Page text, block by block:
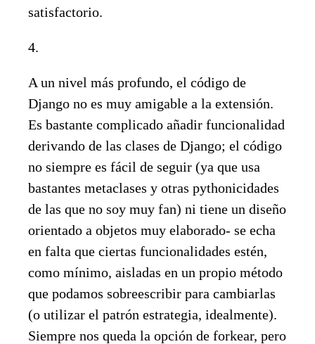
satisfactorio.
4.
A un nivel más profundo, el código de
Django no es muy amigable a la extensión.
Es bastante complicado añadir funcionalidad
derivando de las clases de Django; el código
no siempre es fácil de seguir (ya que usa
bastantes metaclases y otras pythonicidades
de las que no soy muy fan) ni tiene un diseño
orientado a objetos muy elaborado- se echa
en falta que ciertas funcionalidades estén,
como mínimo, aisladas en un propio método
que podamos sobreescribir para cambiarlas
(o utilizar el patrón estrategia, idealmente).
Siempre nos queda la opción de forkear, pero